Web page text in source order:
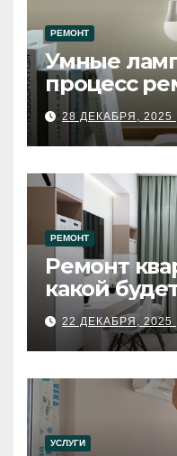
РЕМОНТ
Умные
процесс
28 ДЕКАБРЯ, 2025
РЕМОНТ
Ремонт
какой
22 ДЕКАБРЯ, 2025
УСЛУГИ